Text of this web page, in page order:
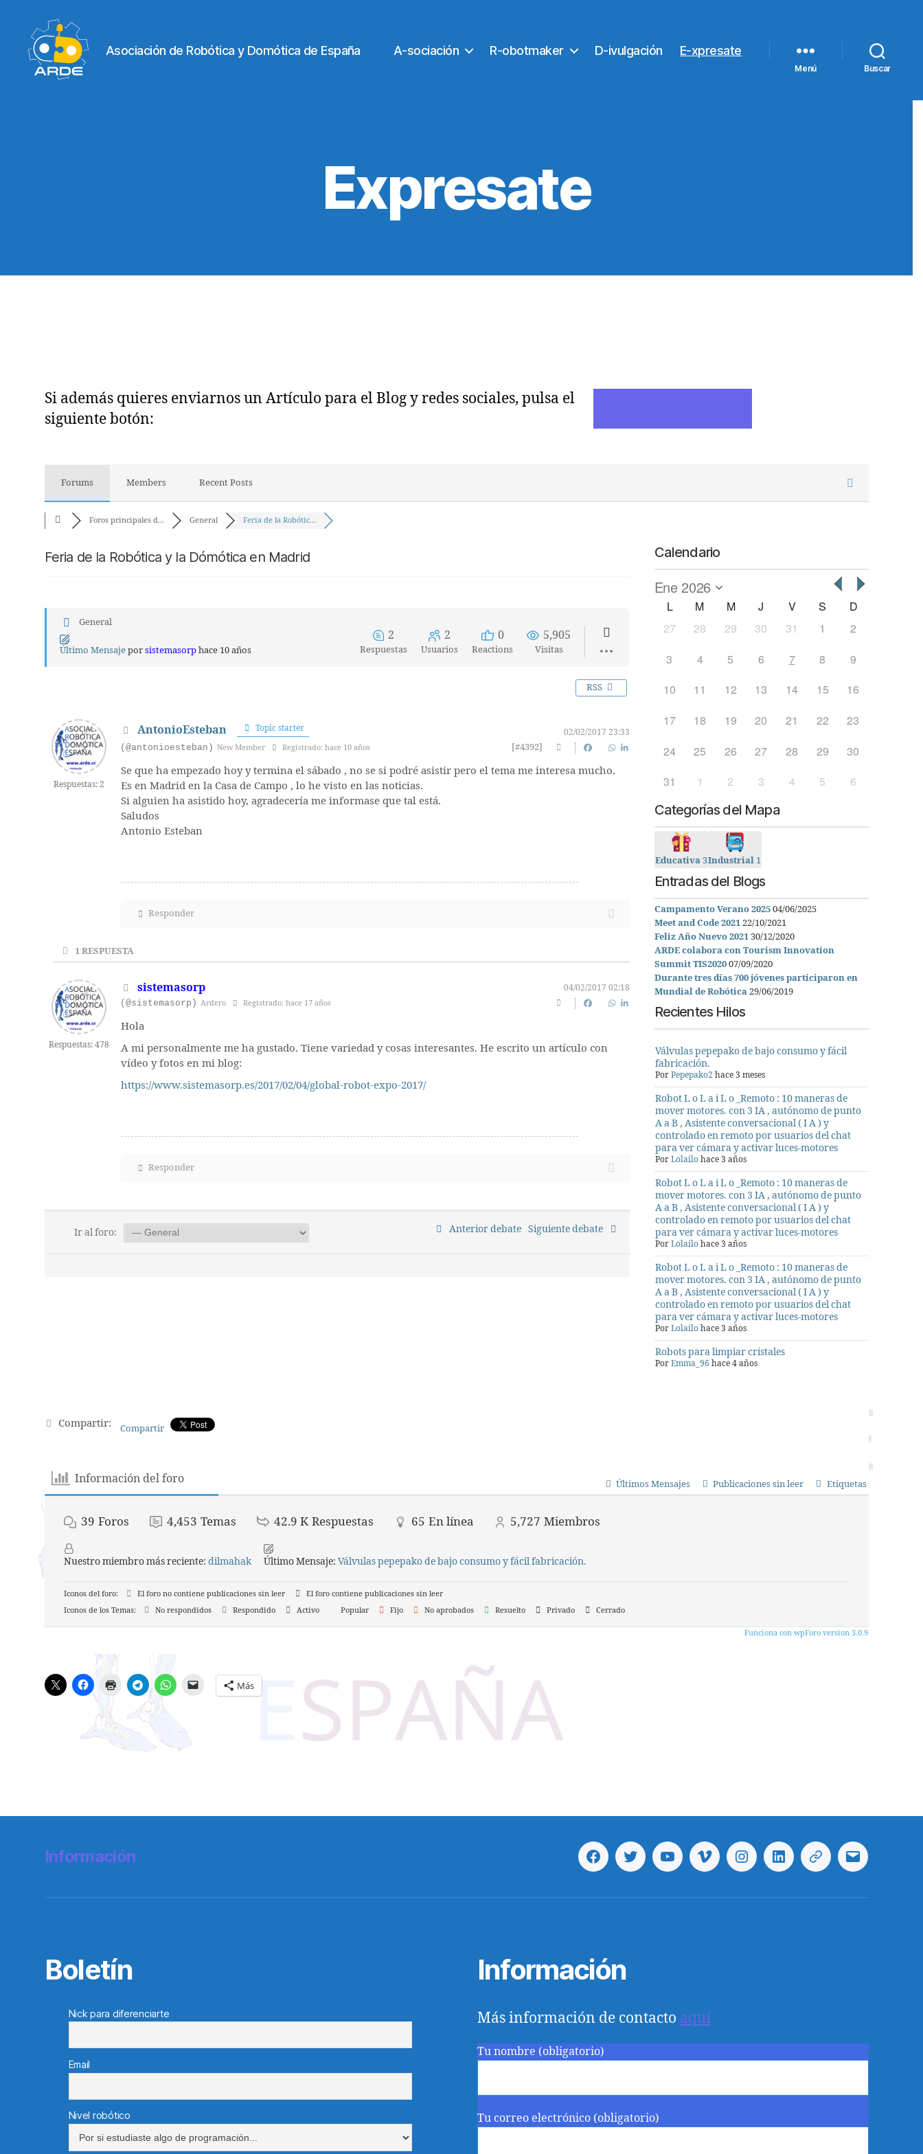
Asociación de Robótica y Domótica de España A-sociación R-obotmaker D-ivulgación E-xpresate
Menú Buscar
Expresate
Si además quieres enviarnos un Artículo para el Blog y redes sociales, pulsa el
siguiente botón:
Forums Members Recent Posts
Foros principales d... General Feria de la Robótic...
Feria de la Robótica y la Dómótica en Madrid
General
Último Mensaje por sistemasorp hace 10 años
2
Respuestas
2
Usuarios
0
Reactions
5,905
Visitas
RSS
Respuestas: 2
AntonioEsteban Topic starter
02/02/2017 23:33
(@antonioesteban) New Member Registrado: hace 10 años [#4392]
Se que ha empezado hoy y termina el sábado , no se si podré asistir pero el tema me interesa mucho.
Es en Madrid en la Casa de Campo , lo he visto en las noticias.
Si alguien ha asistido hoy, agradecería me informase que tal está.
Saludos
Antonio Esteban
Responder
1RESPUESTA
Respuestas: 478
sistemasorp
04/02/2017 02:18
(@sistemasorp) Ardero Registrado: hace 17 años
Hola
A mi personalmente me ha gustado. Tiene variedad y cosas interesantes. He escrito un artículo con
vídeo y fotos en mi blog:
https://www.sistemasorp.es/2017/02/04/global-robot-expo-2017/
Responder
Ir al foro: Anterior debate Siguiente debate
Calendario
L M M J V S
D
27
28 29 30 31 1
2
3
4 5 6 7 8
9
10
11 12 13 14 15
16
17
18 19 20 21 22
23
24
25 26 27 28 29
30
31
1 2 3 4 5 6
Categorías del Mapa
Educativa3Industrial 1
Entradas del Blogs
Campamento Verano 2025 04/06/2025
Meet and Code 2021 22/10/2021
Feliz Año Nuevo 2021 30/12/2020
ARDE colabora con Tourism Innovation
Summit TIS2020 07/09/2020
Durante tres días 700 jóvenes participaron en
Mundial de Robótica 29/06/2019
Recientes Hilos
Válvulas pepepako de bajo consumo y fácil
fabricación.
Por Pepepako2 hace 3 meses
Robot L o L a i L o _Remoto : 10 maneras de
mover motores. con 3 IA , autónomo de punto
A a B , Asistente conversacional ( I A ) y
controlado en remoto por usuarios del chat
para ver cámara y activar luces-motores
Por Lolailo hace 3 años
Robot L o L a i L o _Remoto : 10 maneras de
mover motores. con 3 IA , autónomo de punto
A a B , Asistente conversacional ( I A ) y
controlado en remoto por usuarios del chat
para ver cámara y activar luces-motores
Por Lolailo hace 3 años
Robot L o L a i L o _Remoto : 10 maneras de
mover motores. con 3 IA , autónomo de punto
A a B , Asistente conversacional ( I A ) y
controlado en remoto por usuarios del chat
para ver cámara y activar luces-motores
Por Lolailo hace 3 años
Robots para limpiar cristales
Por Emma_96 hace 4 años
Compartir: Compartir
Información del foro Últimos Mensajes Publicaciones sin leer Etiquetas
39 Foros 4,453 Temas 42.9 K Respuestas 65 En línea 5,727 Miembros
Nuestro miembro más reciente: dilmahak Último Mensaje: Válvulas pepepako de bajo consumo y fácil fabricación.
Iconos del foro: El foro no contiene publicaciones sin leer
El foro contiene publicaciones sin leer
Iconos de los Temas:
No respondidos Respondido Activo Popular Fijo No aprobados Resuelto Privado Cerrado
Funciona con wpForo version 3.0.9
Más
Información FacebookTwitterYoutubeVimeoInstagramLinkedinTelegramCorreo
Boletín
Nick para diferenciarte
Email
Nivel robótico
Información
Más información de contacto aquí
Tu nombre (obligatorio)
Tu correo electrónico (obligatorio)